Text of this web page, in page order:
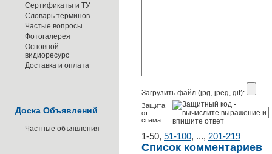
Сертификаты и ТУ
Словарь терминов
Частые вопросы
Фотогалерея
Основной
видиоресурс
Доставка и оплата
Доска Объявлений
Частные объявления
Загрузить файл (jpg, jpeg, gif):
Защита
от
спама:
1-50, 51-100, ..., 201-219
Список комментариев